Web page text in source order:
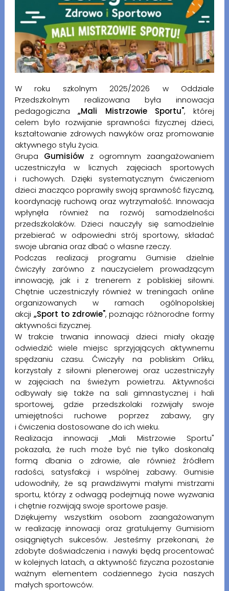
W roku szkolnym 2025/2026 w Oddziale
Przedszkolnym realizowana była innowacja
pedagogiczna„Mali Mistrzowie Sportu", której
celem było rozwijanie sprawności fizycznej dzieci,
kształtowanie zdrowych nawyków oraz promowanie
aktywnego stylu życia.
Grupa Gumisiów z ogromnym zaangażowaniem
uczestniczyła w licznych zajęciach sportowych
i ruchowych. Dzięki systematycznym ćwiczeniom
dzieci znacząco poprawiły swoją sprawność fizyczną,
koordynację ruchową oraz wytrzymałość. Innowacja
wpłynęła również na rozwój samodzielności
przedszkolaków. Dzieci nauczyły się samodzielnie
przebierać w odpowiedni strój sportowy, składać
swoje ubrania oraz dbać o własne rzeczy.
Podczas realizacji programu Gumisie dzielnie
ćwiczyły zarówno z nauczycielem prowadzącym
innowację, jak i z trenerem z pobliskiej siłowni.
Chętnie uczestniczyły również w treningach online
organizowanych w ramach ogólnopolskiej
akcji „Sport to zdrowie", poznając różnorodne formy
aktywności fizycznej.
W trakcie trwania innowacji dzieci miały okazję
odwiedzić wiele miejsc sprzyjających aktywnemu
spędzaniu czasu. Ćwiczyły na pobliskim Orliku,
korzystały z siłowni plenerowej oraz uczestniczyły
w zajęciach na świeżym powietrzu. Aktywności
odbywały się także na sali gimnastycznej i hali
sportowej, gdzie przedszkolaki rozwijały swoje
umiejętności ruchowe poprzez zabawy, gry
i ćwiczenia dostosowane do ich wieku.
Realizacja innowacji „Mali Mistrzowie Sportu"
pokazała, że ruch może być nie tylko doskonałą
formą dbania o zdrowie, ale również źródłem
radości, satysfakcji i wspólnej zabawy. Gumisie
udowodniły, że są prawdziwymi małymi mistrzami
sportu, którzy z odwagą podejmują nowe wyzwania
i chętnie rozwijają swoje sportowe pasje.
Dziękujemy wszystkim osobom zaangażowanym
w realizację innowacji oraz gratulujemy Gumisiom
osiągniętych sukcesów. Jesteśmy przekonani, że
zdobyte doświadczenia i nawyki będą procentować
w kolejnych latach, a aktywność fizyczna pozostanie
ważnym elementem codziennego życia naszych
małych sportowców.